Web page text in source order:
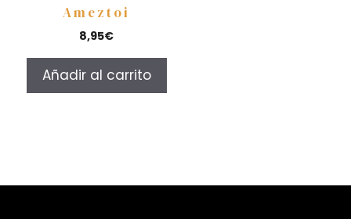
Ameztoi
8,95€
Añadir al carrito